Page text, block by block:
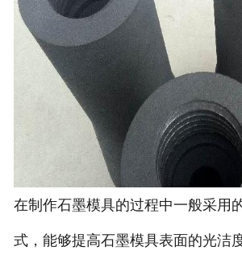
在制作石墨模具的过程中一般采用
式，能够提高石墨模具表面的光洁